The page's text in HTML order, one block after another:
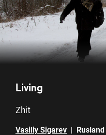
Living
Zhit
Vasiliy Sigarev | Rusland